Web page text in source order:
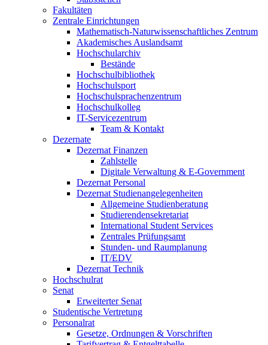
Fakultäten
Zentrale Einrichtungen
Mathematisch-Naturwissenschaftliches Zentrum
Akademisches Auslandsamt
Hochschularchiv
Bestände
Hochschulbibliothek
Hochschulsport
Hochschulsprachenzentrum
Hochschulkolleg
IT-Servicezentrum
Team & Kontakt
Dezernate
Dezernat Finanzen
Zahlstelle
Digitale Verwaltung & E-Government
Dezernat Personal
Dezernat Studienangelegenheiten
Allgemeine Studienberatung
Studierendensekretariat
International Student Services
Zentrales Prüfungsamt
Stunden- und Raumplanung
IT/EDV
Dezernat Technik
Hochschulrat
Senat
Erweiterter Senat
Studentische Vertretung
Personalrat
Gesetze, Ordnungen & Vorschriften